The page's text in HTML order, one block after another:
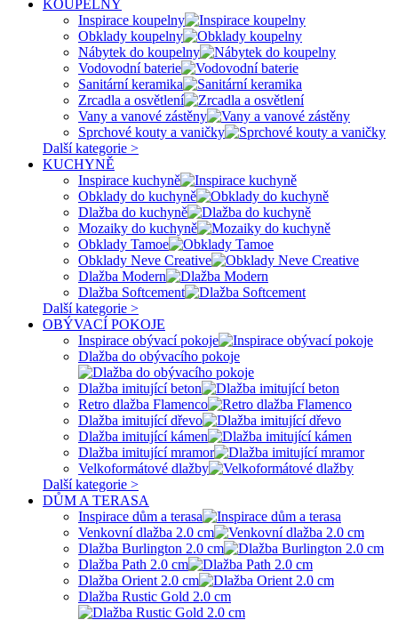
KOUPELNY
Inspirace koupelny
Obklady koupelny
Nábytek do koupelny
Vodovodní baterie
Sanitární keramika
Zrcadla a osvětlení
Vany a vanové zástěny
Sprchové kouty a vaničky
Další kategorie >
KUCHYNĚ
Inspirace kuchyně
Obklady do kuchyně
Dlažba do kuchyně
Mozaiky do kuchyně
Obklady Tamoe
Obklady Neve Creative
Dlažba Modern
Dlažba Softcement
Další kategorie >
OBÝVACÍ POKOJE
Inspirace obývací pokoje
Dlažba do obývacího pokoje
Dlažba imitující beton
Retro dlažba Flamenco
Dlažba imitující dřevo
Dlažba imitující kámen
Dlažba imitující mramor
Velkoformátové dlažby
Další kategorie >
DŮM A TERASA
Inspirace dům a terasa
Venkovní dlažba 2.0 cm
Dlažba Burlington 2.0 cm
Dlažba Path 2.0 cm
Dlažba Orient 2.0 cm
Dlažba Rustic Gold 2.0 cm